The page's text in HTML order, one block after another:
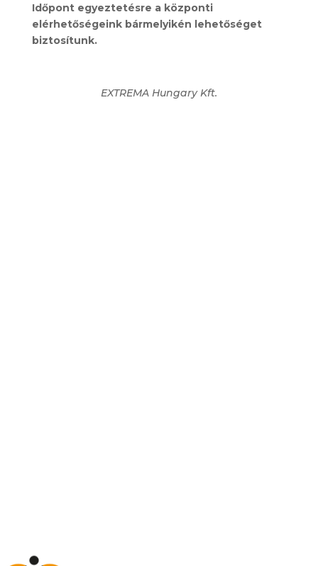
Időpont egyeztetésre a központi
elérhetőségeink bármelyikén lehetőséget
biztosítunk.
EXTREMA Hungary Kft.